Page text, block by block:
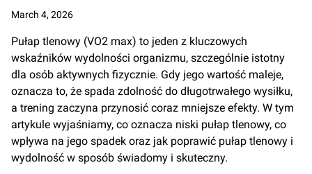
March 4, 2026
Pułap tlenowy (VO2 max) to jeden z kluczowych
wskaźników wydolności organizmu, szczególnie istotny
dla osób aktywnych fizycznie. Gdy jego wartość maleje,
oznacza to, że spada zdolność do długotrwałego wysiłku,
a trening zaczyna przynosić coraz mniejsze efekty. W tym
artykule wyjaśniamy, co oznacza niski pułap tlenowy, co
wpływa na jego spadek oraz jak poprawić pułap tlenowy i
wydolność w sposób świadomy i skuteczny.